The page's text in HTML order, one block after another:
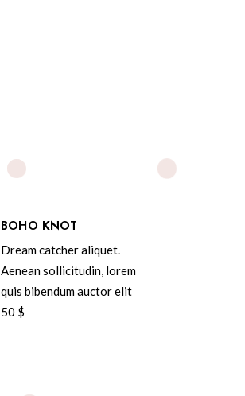
BOHO KNOT
Dream catcher aliquet.
Aenean sollicitudin, lorem
quis bibendum auctor elit
50 $